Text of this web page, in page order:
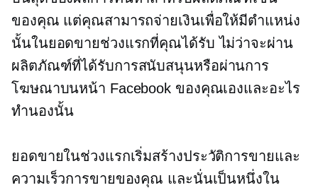
ของคุณ แต่คุณสามารถจ่ายเงินเพื่อให้มีตำแหน่ง
นั้นในยอดขายช่วงแรกที่คุณได้รับ ไม่ว่าจะผ่าน
ผลิตภัณฑ์ที่ได้รับการสนับสนุนหรือผ่านการ
โฆษณาบนหน้า Facebook ของคุณเองและอะไร
ทำนองนั้น
ยอดขายในช่วงแรกเริ่มสร้างประวัติการขายและ
ความเร็วการขายของคุณ และนั่นเป็นหนึ่งใน